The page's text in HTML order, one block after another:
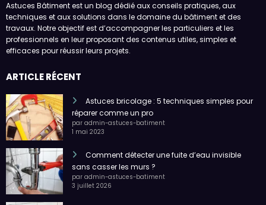
Astuces Bâtiment est un blog dédié aux conseils pratiques, aux
techniques et aux solutions dans le domaine du bâtiment et des
travaux. Notre objectif est d’accompagner les particuliers et les
professionnels en leur proposant des contenus utiles, simples et
efficaces pour réussir leurs projets.
ARTICLE RÉCENT
Astuces bricolage : 5 techniques simples pour
réparer comme un pro
par admin-astuces-batiment
1 mai 2023
Comment détecter une fuite d’eau invisible
sans casser les murs ?
par admin-astuces-batiment
3 juillet 2026